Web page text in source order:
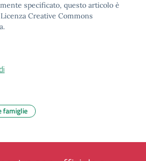
specificato, questo articolo è
Creative Commons
famiglie